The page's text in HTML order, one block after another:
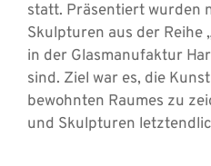
statt. Präsentiert wurden
Skulpturen aus der Reihe
in der Glasmanufaktur
sind. Ziel war es, die
bewohnten Raumes zu
und Skulpturen